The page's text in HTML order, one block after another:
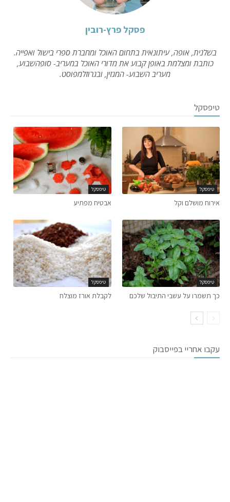
פסקל פרץ-רובין
בשלנית, אופה, עיתונאית בתחום האוכל ומחברת ספרי בישול ואפייה.
כותבת ומצלמת באופן קבוע את מדורי האוכל במעריב- סופהשבוע,
מעריב השבוע- המגזין, ובגרוזלמפוסט.
טיפסקל
טיפסקל
אירוח מושלם וקל
טיפסקל
אבטיח מפתיע
טיפסקל
כך תשמרו על עשבי התיבול שלכם
טיפסקל
לקבלת אורז מוצלח
עקבו אחריי בפייסבוק